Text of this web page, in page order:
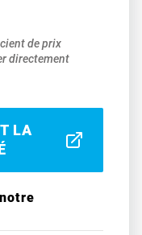
de prix
directement
LA